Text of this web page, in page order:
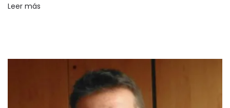
Leer más